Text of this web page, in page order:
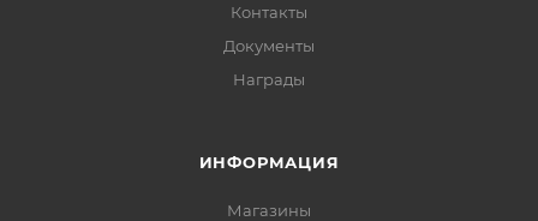
Контакты
Документы
Награды
ИНФОРМАЦИЯ
Магазины